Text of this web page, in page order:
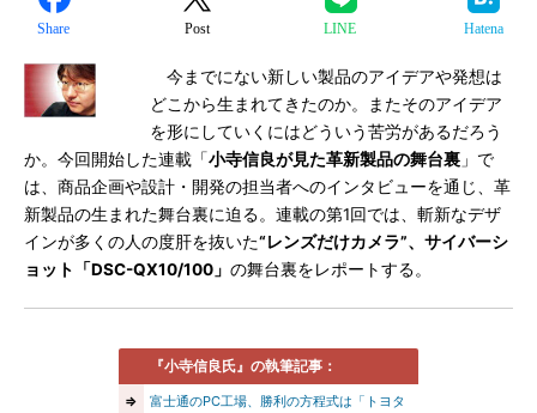
Share Post LINE Hatena
今までにない新しい製品のアイデアや発想は
どこから生まれてきたのか。またそのアイデア
を形にしていくにはどういう苦労があるだろう
か。今回開始した連載「小寺信良が見た革新製品の舞台裏 」で
は、商品企画や設計・開発の担当者へのインタビューを通じ、革
新製品の生まれた舞台裏に迫る。連載の第1回では、斬新なデザ
インが多くの人の度肝を抜いた“レンズだけカメラ”、サイバーシ
ョット「DSC-QX10/100」 の舞台裏をレポートする。
『小寺信良氏』の執筆記事：
⇒
富士通のPC工場、勝利の方程式は「トヨタ